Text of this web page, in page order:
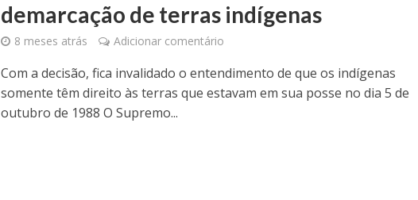
demarcação de terras indígenas
8 meses atrás Adicionar comentário
Com a decisão, fica invalidado o entendimento de que os indígenas
somente têm direito às terras que estavam em sua posse no dia 5 de
outubro de 1988 O Supremo...